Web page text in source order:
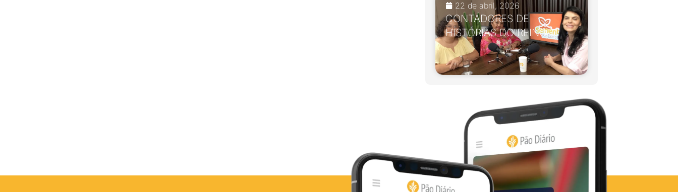
22 de abril, 2026
CONTADORES DE
HISTÓRIAS DO REINO